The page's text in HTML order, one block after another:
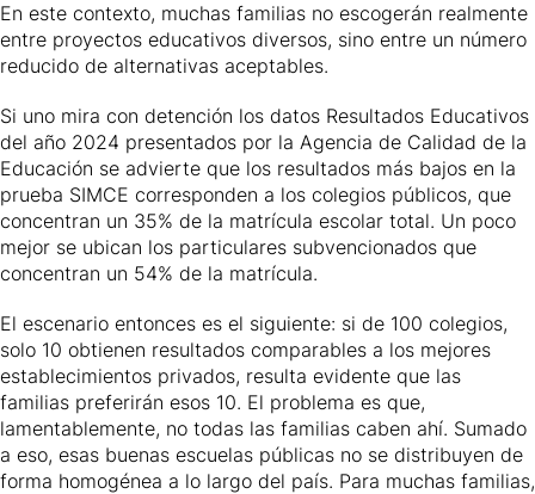
En este contexto, muchas familias no escogerán realmente
entre proyectos educativos diversos, sino entre un número
reducido de alternativas aceptables.
Si uno mira con detención los datos Resultados Educativos
del año 2024 presentados por la Agencia de Calidad de la
Educación se advierte que los resultados más bajos en la
prueba SIMCE corresponden a los colegios públicos, que
concentran un 35% de la matrícula escolar total. Un poco
mejor se ubican los particulares subvencionados que
concentran un 54% de la matrícula.
El escenario entonces es el siguiente: si de 100 colegios,
solo 10 obtienen resultados comparables a los mejores
establecimientos privados, resulta evidente que las
familias preferirán esos 10. El problema es que,
lamentablemente, no todas las familias caben ahí. Sumado
a eso, esas buenas escuelas públicas no se distribuyen de
forma homogénea a lo largo del país. Para muchas familias,